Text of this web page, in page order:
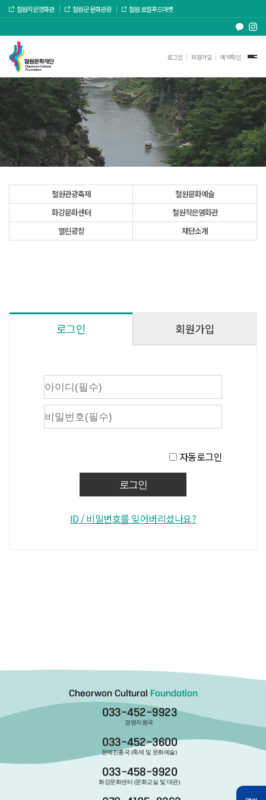
철원작은영화관 철원군 문화관광 철원 로컬푸드마켓
로그인 회원가입 예약확인
철원관광축제
철원문화예술
화강문화센터
철원작은영화관
열린광장
재단소개
로그인 회원가입
자동로그인
ID / 비밀번호를 잊어버리셨나요?
Cheorwon Cultural Foundation
033-452-9923
경영지원국
033-452-3600
문예진흥국 (축제 및 문화예술)
033-458-9920
화강문화센터 (문화교실 및 대관)